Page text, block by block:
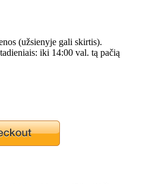
(užsienyje gali skirtis).
iki 14:00 val. tą pačią